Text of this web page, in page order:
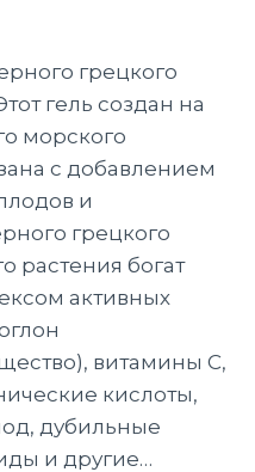
грецкого
гель создан на
морского
с добавлением
и
грецкого
растения богат
активных
витамины С,
кислоты,
дубильные
и другие…